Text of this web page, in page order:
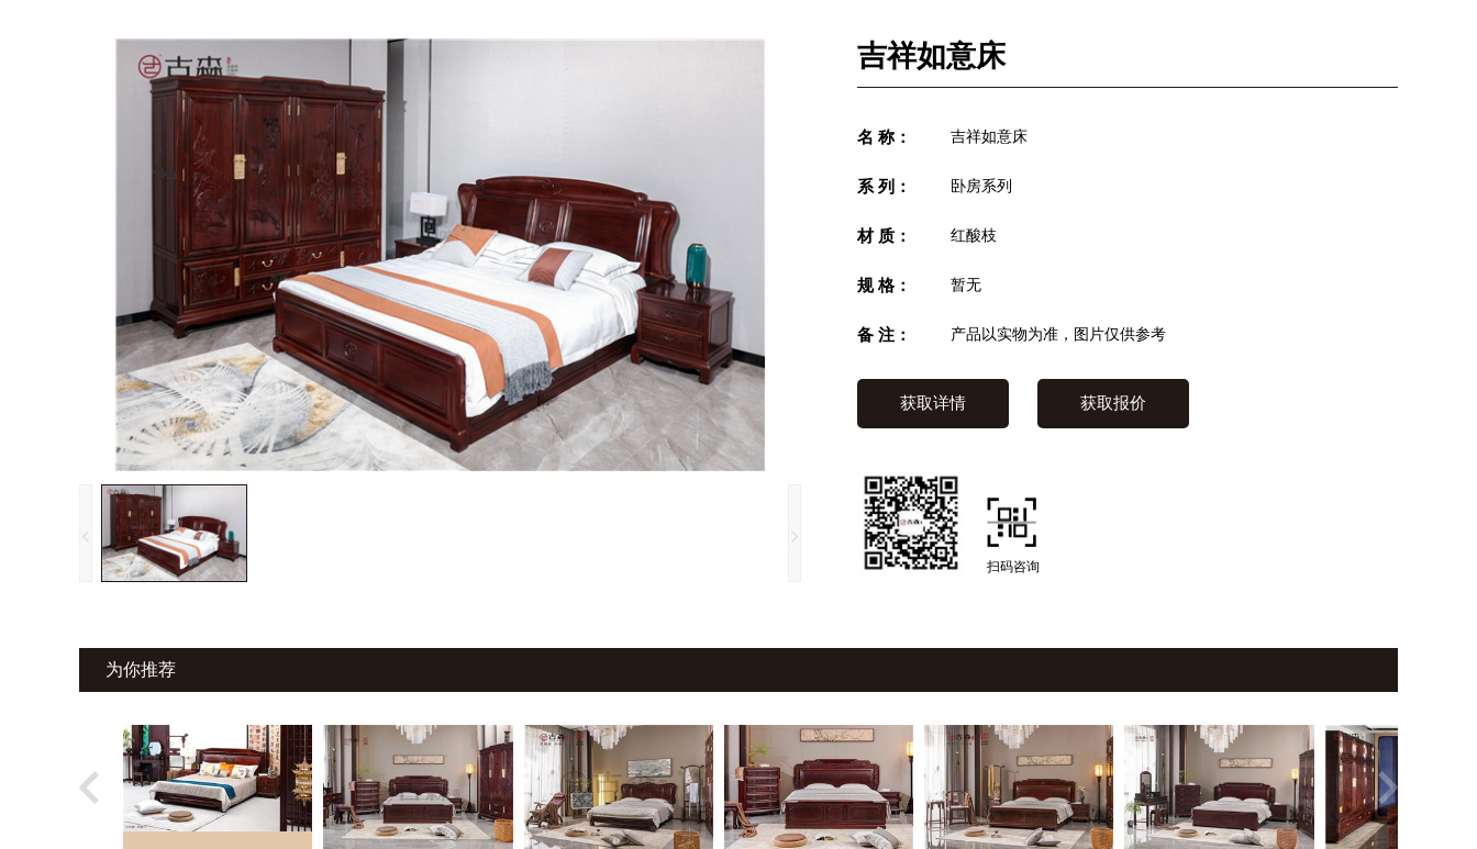
吉祥如意床
名 称： 吉祥如意床
系 列： 卧房系列
材 质： 红酸枝
规 格： 暂无
备 注： 产品以实物为准，图片仅供参考
获取详情 获取报价
扫码咨询
为你推荐